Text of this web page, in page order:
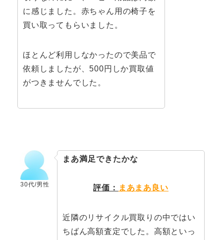
に感じました。赤ちゃん用の椅子を
買い取ってもらいました。
ほとんど利用しなかったので美品で
依頼しましたが、500円しか買取値
がつきませんでした。
30代/男性
まあ満足できたかな
評価： まあまあ良い
近隣のリサイクル買取りの中ではい
ちばん高額査定でした。高額といっ